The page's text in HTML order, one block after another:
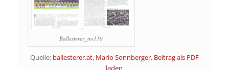
Ballesterer_no110
Quelle: ballesterer.at, Mario Sonnberger, Beitrag als PDF
laden